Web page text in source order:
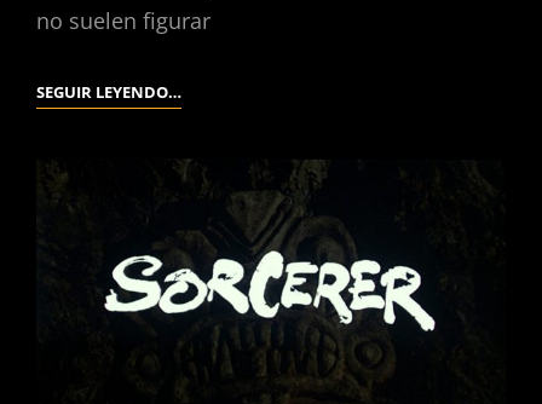
no suelen figurar
SEGUIR LEYENDO…THE
(WILLIAM
FRIEDKIN,
1971).